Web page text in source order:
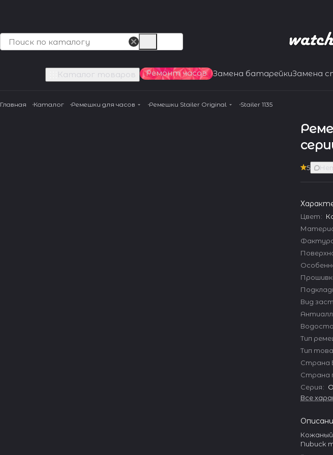
Каталог товаров Ремонт часов Замена батарейкиЗамена
Главная Каталог Ремешки для часов Ремешки Stailer Original Stailer 1135
5
Цвет:
Вид
Тип
Тип
Страна
Страна
Серия:
Все
Кожаный
Nubuck